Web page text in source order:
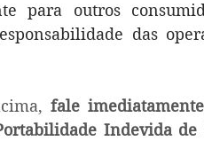
para outros
das
fale
Indevida de